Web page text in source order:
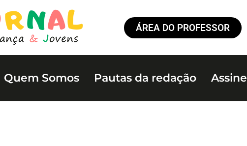
ÁREA DO PROFESSOR
Quem Somos Pautas da redação Assine